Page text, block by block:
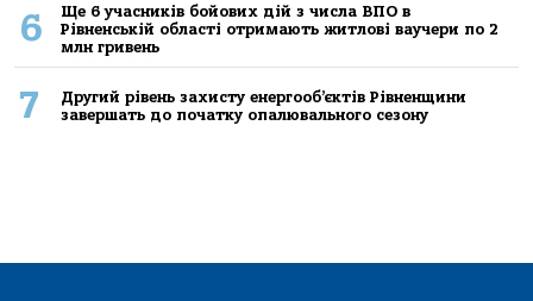
6
Ще 6 учасників бойових дій з числа ВПО в
Рівненській області отримають житлові ваучери по 2
млн гривень
7
Другий рівень захисту енергооб’єктів Рівненщини
завершать до початку опалювального сезону